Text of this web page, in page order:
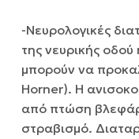
-Νευρολογικές
της νευρικής
μπορούν να
Horner). Η
από πτώση
στραβισμό.